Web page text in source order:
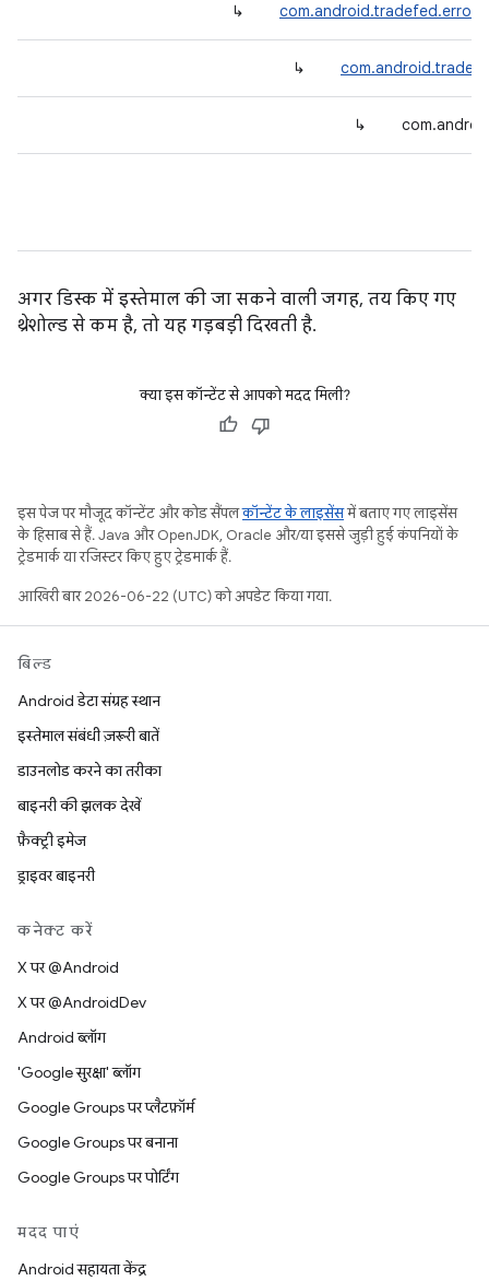
↳
↳
↳
अगर डिस्क में इस्तेमाल की जा सकने वाली जगह, तय किए गए
थ्रेशोल्ड से कम है, तो यह गड़बड़ी दिखती है.
क्या इस कॉन्टेंट से आपको मदद मिली?
इस पेज पर मौजूद कॉन्टेंट और कोड सैंपलकॉन्टेंट के लाइसेंसमें बताए गए लाइसेंस
के हिसाब से हैं. Java और OpenJDK, Oracle और/या इससे जुड़ी हुई कंपनियों के
ट्रेडमार्क या रजिस्टर किए हुए ट्रेडमार्क हैं.
आखिरी बार 2026-06-22 (UTC) को अपडेट किया गया.
बिल्ड
Android डेटा संग्रह स्थान
इस्तेमाल संबंधी ज़रूरी बातें
डाउनलोड करने का तरीका
बाइनरी की झलक देखें
फ़ैक्ट्री इमेज
ड्राइवर बाइनरी
कनेक्ट करें
X पर @Android
X पर @AndroidDev
Android ब्लॉग
'Google सुरक्षा' ब्लॉग
Google Groups पर प्लैटफ़ॉर्म
Google Groups पर बनाना
Google Groups पर पोर्टिंग
मदद पाएं
Android सहायता केंद्र